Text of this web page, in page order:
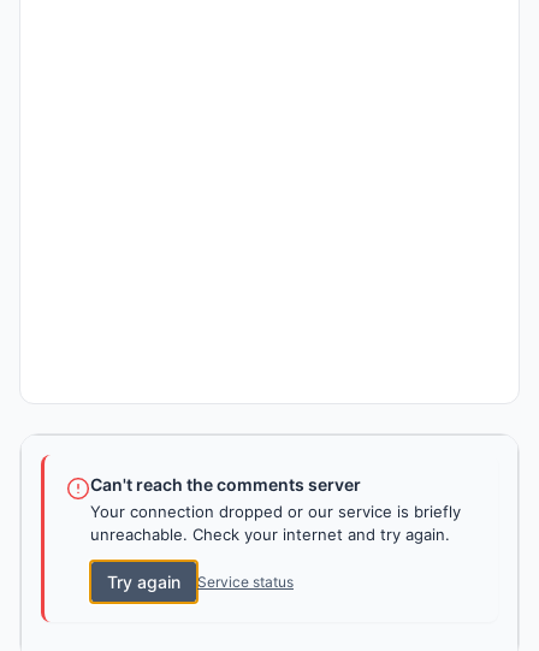
Can't reach the comments server
Your connection dropped or our service is briefly
unreachable. Check your internet and try again.
Try again Service status